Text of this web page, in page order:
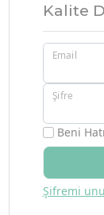
Kalite
Email
Şifre
Beni
Şifremi